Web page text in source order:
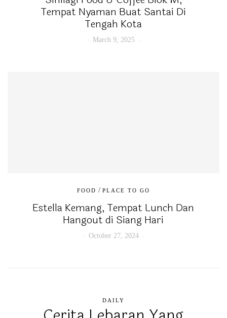
Tempat Nyaman Buat Santai Di
Tengah Kota
March 9, 2025
FOOD / PLACE TO GO
Estella Kemang, Tempat Lunch Dan
Hangout di Siang Hari
October 27, 2024
DAILY